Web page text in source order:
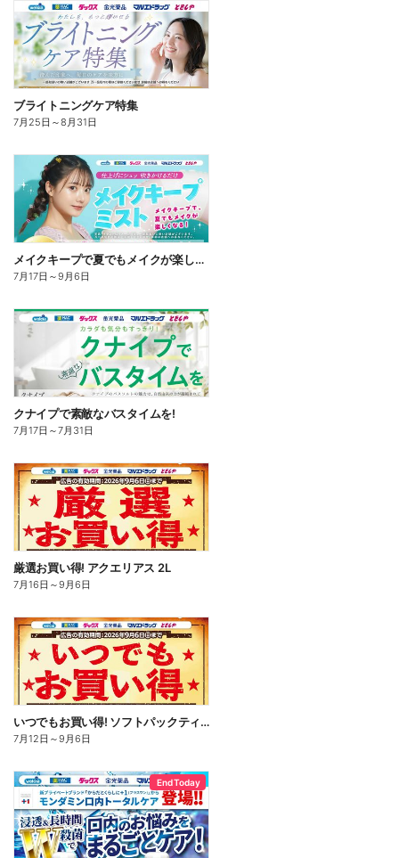
ブライトニングケア特集
7月25日 ～8月31日
メイクキープで夏でもメイクが楽しくなる!
7月17日 ～9月6日
クナイプで素敵なバスタイムを!
7月17日 ～7月31日
厳選お買い得! アクエリアス 2L
7月16日 ～9月6日
いつでもお買い得! ソフトパックティッシュ
7月12日 ～9月6日
End Today